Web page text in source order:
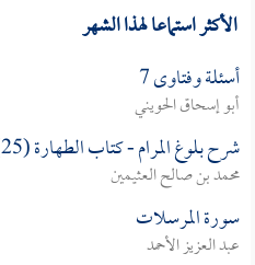
الأكثر استماعا لهذا الشهر
أسئلة وفتاوى 7
أبو إسحاق الحويني
شرح بلوغ المرام - كتاب الطهارة (25)
محمد بن صالح العثيمين
سورة المرسلات
عبد العزيز الأحمد